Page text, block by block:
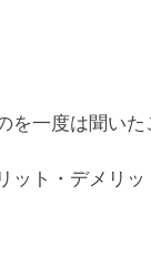
を一度は聞いた
ット・デメリ